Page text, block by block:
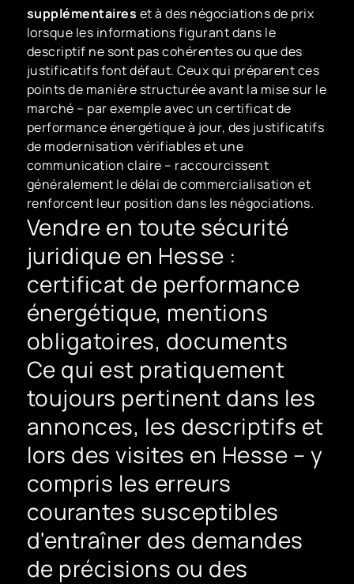
supplémentaires et à des négociations de prix
lorsque les informations figurant dans le
descriptif ne sont pas cohérentes ou que des
justificatifs font défaut. Ceux qui préparent ces
points de manière structurée avant la mise sur le
marché – par exemple avec un certificat de
performance énergétique à jour, des justificatifs
de modernisation vérifiables et une
communication claire – raccourcissent
généralement le délai de commercialisation et
renforcent leur position dans les négociations.
Vendre en toute sécurité
juridique en Hesse :
certificat de performance
énergétique, mentions
obligatoires, documents
Ce qui est pratiquement
toujours pertinent dans les
annonces, les descriptifs et
lors des visites en Hesse – y
compris les erreurs
courantes susceptibles
d'entraîner des demandes
de précisions ou des